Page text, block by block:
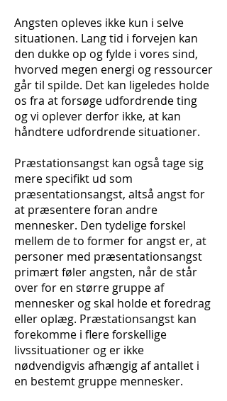
Angsten opleves ikke kun i selve
situationen. Lang tid i forvejen kan
den dukke op og fylde i vores sind,
hvorved megen energi og ressourcer
går til spilde. Det kan ligeledes holde
os fra at forsøge udfordrende ting
og vi oplever derfor ikke, at kan
håndtere udfordrende situationer.
Præstationsangst kan også tage sig
mere specifikt ud som
præsentationsangst, altså angst for
at præsentere foran andre
mennesker. Den tydelige forskel
mellem de to former for angst er, at
personer med præsentationsangst
primært føler angsten, når de står
over for en større gruppe af
mennesker og skal holde et foredrag
eller oplæg. Præstationsangst kan
forekomme i flere forskellige
livssituationer og er ikke
nødvendigvis afhængig af antallet i
en bestemt gruppe mennesker.